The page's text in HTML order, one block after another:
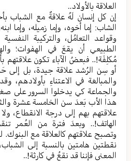
العلاقة بالأولاد..
إن كل إنسان لَهُ علاقةٌ مع الشباب
الشاب: إما أخوه، وإما زميله، وإما
وقواعد التعامُل، والتركيبة
الطبيعي أن يقعَ في الهفوات؛
مُكلِفَة!.. فبعضُ الآباء تكون علاقتهم
أو سِن الرُشد علاقة جيدة، بل إلى حَد
والمبالغة في الاعتناءِ بأولادهم،
والجماعة كي يدخلوا السرور على
هذا الأب بَعدَ سن الخامسة عشرة
علاقتهم بهم إلى درجة الانقطاع،
الهاتف!.. وبعدَ فترة من العُمر
وتصبح علاقتهم كالعلاقة مع البنوك.
نقطتين هامتين بالنسبة إلى
المعنى فإننا قد نقعُ في كارثة!..